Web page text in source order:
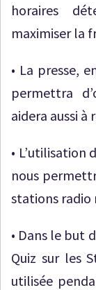
horaires
maximiser la
• La presse,
permettra
aidera aussi
• L’utilisation
nous
stations radio
• Dans le but
Quiz sur les
utilisée